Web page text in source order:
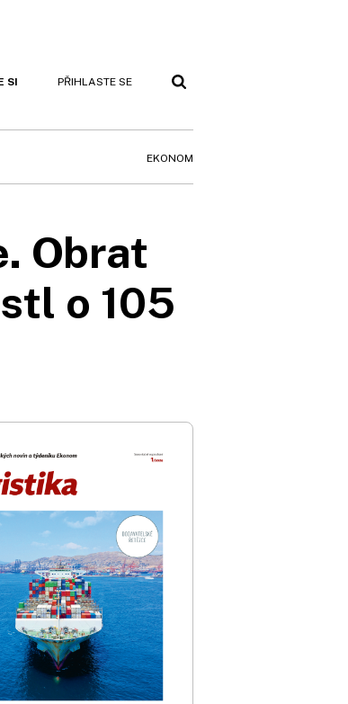
SI PŘIHLASTE SE
EKONOM
Obrat
o 105